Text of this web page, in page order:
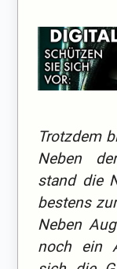
Trotzdem
Neben
stand die
bestens
Neben
noch ein